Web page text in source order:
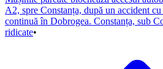
A2, spre Constanța, după un accident cu
continuă în Dobrogea. Constanța, sub
ridicate•